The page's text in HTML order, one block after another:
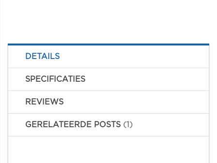
DETAILS
SPECIFICATIES
REVIEWS
GERELATEERDE POSTS 1